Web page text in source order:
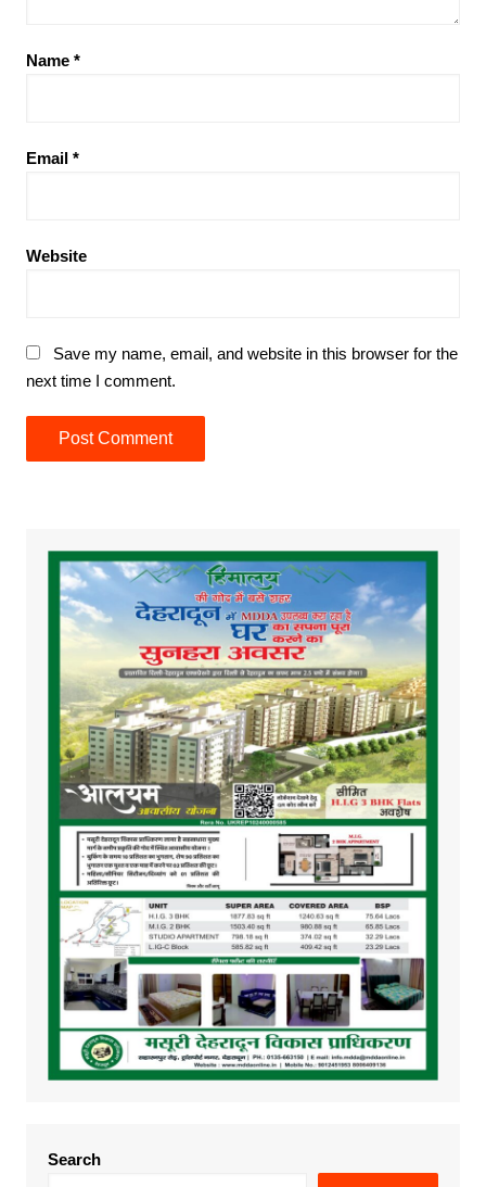
Name *
Email *
Website
Save my name, email, and website in this browser for the
next time I comment.
Search